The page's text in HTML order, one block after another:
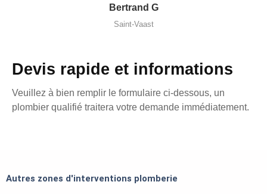
Bertrand G
Saint-Vaast
Devis rapide et informations
Veuillez à bien remplir le formulaire ci-dessous, un
plombier qualifié traitera votre demande immédiatement.
Autres zones d'interventions plomberie